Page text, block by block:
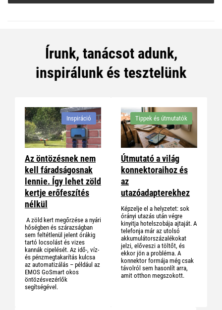
Írunk, tanácsot adunk,
inspirálunk és tesztelünk
Inspiráció
Az öntözésnek nem
kell fáradságosnak
lennie. Így lehet zöld
kertje erőfeszítés
nélkül
A zöld kert megőrzése a nyári
hőségben és szárazságban
sem feltétlenül jelent órákig
tartó locsolást és vizes
kannák cipelését. Az idő-, víz-
és pénzmegtakarítás kulcsa
az automatizálás – például az
EMOS GoSmart okos
öntözésvezérlők
segítségével.
Tippek és útmutatók
Útmutató a világ
konnektoraihoz és
az
utazóadapterekhez
Képzelje el a helyzetet: sok
órányi utazás után végre
kinyitja hotelszobája ajtaját. A
telefonja már az utolsó
akkumulátorszázalékokat
jelzi, előveszi a töltőt, és
ekkor jön a probléma. A
konnektor formája még csak
távolról sem hasonlít arra,
amit otthon megszokott.